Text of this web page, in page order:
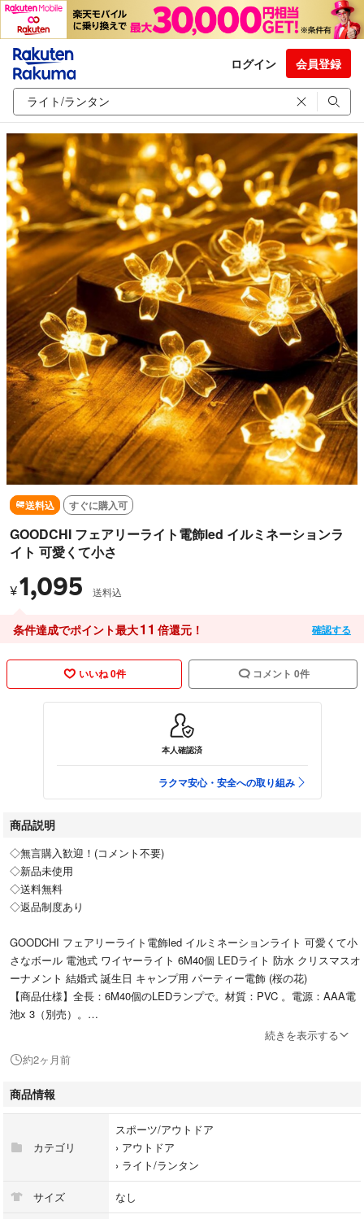
ログイン 会員登録
送料込 すぐに購入可
GOODCHI フェアリーライト電飾led イルミネーションラ
イト 可愛くて小さ
¥1,095 送料込
条件達成でポイント最大11 倍還元！ 確認する
いいね 0件 コメント 0件
本人確認済
ラクマ安心・安全への取り組み
商品説明
◇無言購入歓迎！(コメント不要)
◇新品未使用
◇送料無料
◇返品制度あり
GOODCHI フェアリーライト電飾led イルミネーションライト 可愛くて小
さなボール 電池式 ワイヤーライト 6M40個 LEDライト 防水 クリスマスオ
ーナメント 結婚式 誕生日 キャンプ用 パーティー電飾 (桜の花)
【商品仕様】全長：6M40個のLEDランプで。材質：PVC 。電源：AAA電
池x 3（別売）。
【安全】耐久性と耐热の銅線を採用し、安全、低消耗、使用寿命が長いで
【防水デザイン】防水ですが、雨と湿気に限ります。屋内での飾りはもち
ろん、雨や雪の日にも電飾の楽しみを味わえます
【持ち運び便利】便利な電池式なので、操作が簡単な、屋外や屋内のコン
好きなフェアリーライトの形を手軽にDIYでき、ぐるぐる回って収納や持
ち運びにも便利です。
【適用場所】室内/室外で大活躍！寝室、居間、バルコニー、庭、パティ
オ、テント、日よけ、ホテルなどの雰囲気のムードデコレーションに最適
です。もクリスマス、ハロウィン、パーティー、誕生日、結婚式などの装
続きを表示する
約2ヶ月前
商品情報
カテゴリ
スポーツ/アウトドア
› アウトドア
› ライト/ランタン
サイズ なし